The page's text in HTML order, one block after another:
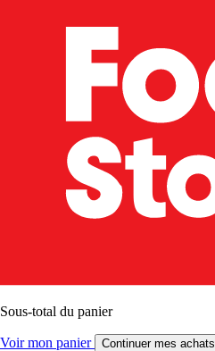
Sous-total du panier
Voir mon panier Continuer mes achats